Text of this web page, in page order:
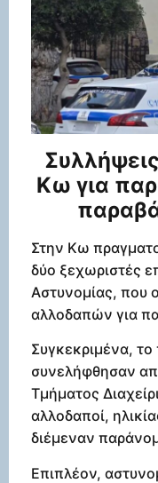
Κω για
Στην Κω
δύο ξεχωριστές
Αστυνομίας, που
αλλοδαπών για
Συγκεκριμένα, το
συνελήφθησαν
Τμήματος
αλλοδαποί,
διέμεναν
Επιπλέον,